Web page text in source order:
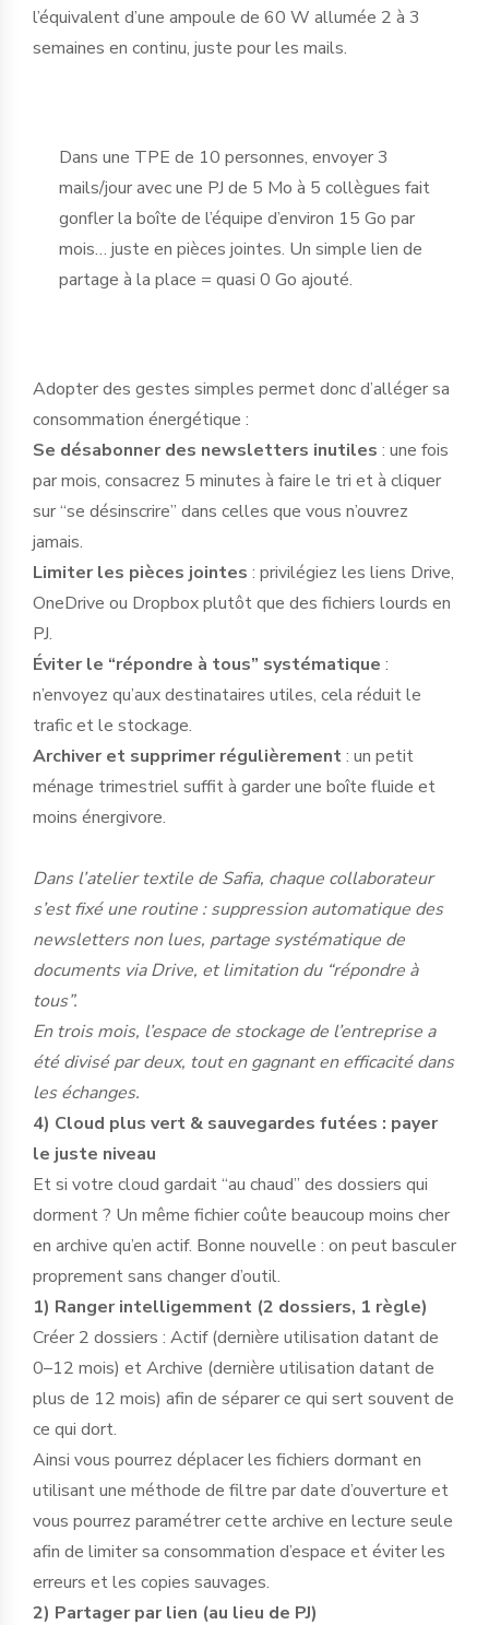
l’équivalent d’une ampoule de 60 W allumée 2 à 3
semaines en continu, juste pour les mails.
Dans une TPE de 10 personnes, envoyer 3
mails/jour avec une PJ de 5 Mo à 5 collègues fait
gonfler la boîte de l’équipe d’environ 15 Go par
mois… juste en pièces jointes. Un simple lien de
partage à la place = quasi 0 Go ajouté.
Adopter des gestes simples permet donc d’alléger sa
consommation énergétique :
Se désabonner des newsletters inutiles : une fois
par mois, consacrez 5 minutes à faire le tri et à cliquer
sur “se désinscrire” dans celles que vous n’ouvrez
jamais.
Limiter les pièces jointes : privilégiez les liens Drive,
OneDrive ou Dropbox plutôt que des fichiers lourds en
PJ.
Éviter le “répondre à tous” systématique :
n’envoyez qu’aux destinataires utiles, cela réduit le
trafic et le stockage.
Archiver et supprimer régulièrement: un petit
ménage trimestriel suffit à garder une boîte fluide et
moins énergivore.
Dans l’atelier textile de Safia, chaque collaborateur
s’est fixé une routine : suppression automatique des
newsletters non lues, partage systématique de
documents via Drive, et limitation du “répondre à
tous”.
En trois mois, l’espace de stockage de l’entreprise a
été divisé par deux, tout en gagnant en efficacité dans
les échanges.
4) Cloud plus vert & sauvegardes futées : payer
le juste niveau
Et si votre cloud gardait “au chaud” des dossiers qui
dorment ? Un même fichier coûte beaucoup moins cher
en archive qu’en actif. Bonne nouvelle : on peut basculer
proprement sans changer d’outil.
1) Ranger intelligemment (2 dossiers, 1 règle)
Créer 2 dossiers : Actif (dernière utilisation datant de
0–12 mois) et Archive (dernière utilisation datant de
plus de 12 mois) afin de séparer ce qui sert souvent de
ce qui dort.
Ainsi vous pourrez déplacer les fichiers dormant en
utilisant une méthode de filtre par date d’ouverture et
vous pourrez paramétrer cette archive en lecture seule
afin de limiter sa consommation d’espace et éviter les
erreurs et les copies sauvages.
2) Partager par lien (au lieu de PJ)